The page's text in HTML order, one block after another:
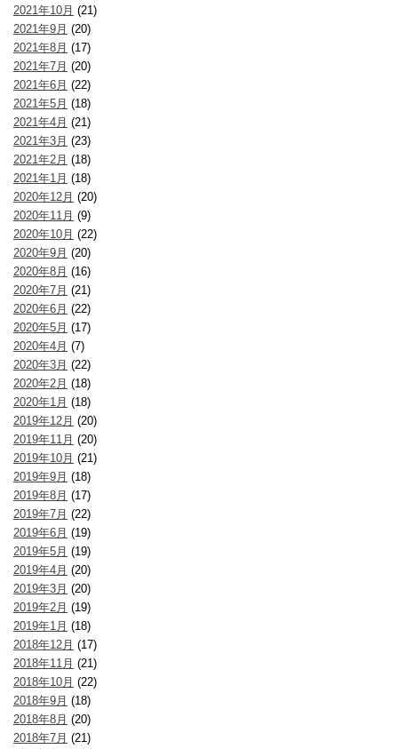
2021年10月 (21)
2021年9月 (20)
2021年8月 (17)
2021年7月 (20)
2021年6月 (22)
2021年5月 (18)
2021年4月 (21)
2021年3月 (23)
2021年2月 (18)
2021年1月 (18)
2020年12月 (20)
2020年11月 (9)
2020年10月 (22)
2020年9月 (20)
2020年8月 (16)
2020年7月 (21)
2020年6月 (22)
2020年5月 (17)
2020年4月 (7)
2020年3月 (22)
2020年2月 (18)
2020年1月 (18)
2019年12月 (20)
2019年11月 (20)
2019年10月 (21)
2019年9月 (18)
2019年8月 (17)
2019年7月 (22)
2019年6月 (19)
2019年5月 (19)
2019年4月 (20)
2019年3月 (20)
2019年2月 (19)
2019年1月 (18)
2018年12月 (17)
2018年11月 (21)
2018年10月 (22)
2018年9月 (18)
2018年8月 (20)
2018年7月 (21)